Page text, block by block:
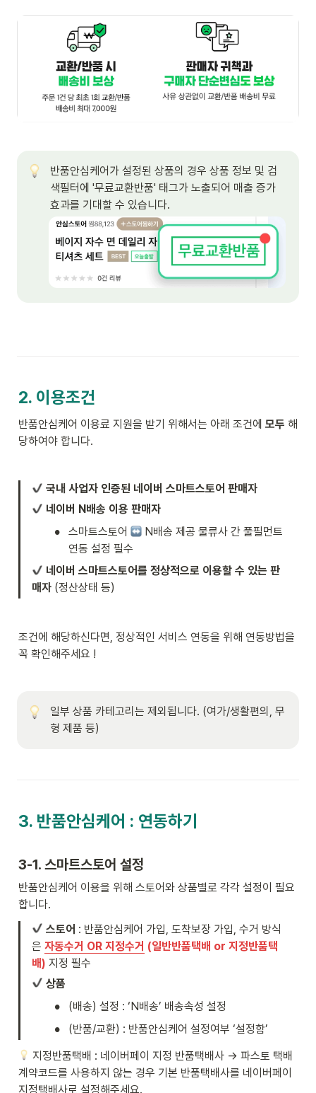
반품안심케어가 설정된 상품의 경우 상품 정보 및 검
색필터에 '무료교환반품' 태그가 노출되어 매출 증가
효과를 기대할 수 있습니다.
2. 이용조건
반품안심케어 이용료 지원을 받기 위해서는 아래 조건에 모두 해
당하여야 합니다.
국내 사업자 인증된 네이버 스마트스토어 판매자
네이버 N배송 이용 판매자
• 스마트스토어
N배송 제공 물류사 간 풀필먼트
연동 설정 필수
네이버 스마트스토어를 정상적으로 이용할 수 있는 판
매자 (정산상태 등)
조건에 해당하신다면, 정상적인 서비스 연동을 위해 연동방법을
꼭 확인해주세요 !
일부 상품 카테고리는 제외됩니다. (여가/생활편의, 무
형 제품 등)
3. 반품안심케어 : 연동하기
3-1. 스마트스토어 설정
반품안심케어 이용을 위해 스토어와 상품별로 각각 설정이 필요
합니다.
스토어 : 반품안심케어 가입, 도착보장 가입, 수거 방식
은 자동수거 OR 지정수거 (일반반품택배 or 지정반품택
배) 지정 필수
상품
• (배송) 설정 : ‘N배송’ 배송속성 설정
•
(반품/교환) : 반품안심케어 설정여부 ‘설정함’
지정반품택배 : 네이버페이 지정 반품택배사 → 파스토 택배
계약코드를 사용하지 않는 경우 기본 반품택배사를 네이버페이
지정택배사로 설정해주세요.